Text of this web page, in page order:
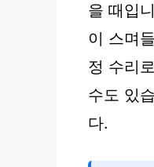
을 때입
이 스며
정 수리
수도 있
다.